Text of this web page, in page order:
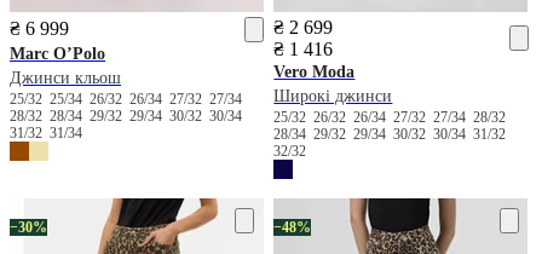
₴ 6 999
Marc O’Polo
Джинси кльош
25/32 25/34 26/32 26/34 27/32 27/34
28/32 28/34 29/32 29/34 30/32 30/34
31/32 31/34
₴ 2 699
₴ 1 416
Vero Moda
Широкі джинси
25/3226/3226/3427/3227/3428/32
28/3429/3229/3430/3230/3431/32
32/32
−30% −48%